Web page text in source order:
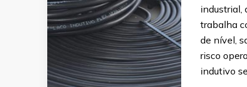
industrial,
trabalha
de nível,
risco
indutivo